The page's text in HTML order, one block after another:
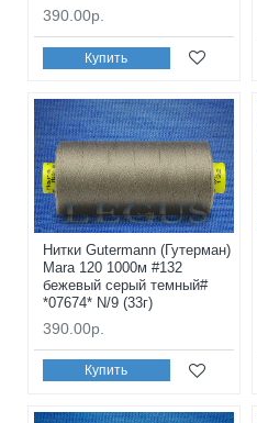
390.00р.
Купить
Нитки Gutermann (Гутерман)
Mara 120 1000м #132
бежевый серый темный#
*07674* N/9 (33г)
390.00р.
Купить